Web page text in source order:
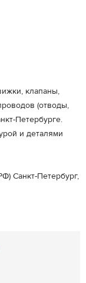
клапаны,
(отводы,
Петербурге.
и деталями
Санкт-Петербург,